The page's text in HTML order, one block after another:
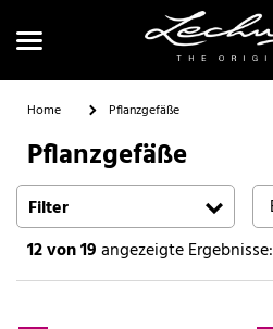
Suchen
Home Pflanzgefäße
Pflanzgefäße
Filter
12von 19angezeigte Ergebnisse: